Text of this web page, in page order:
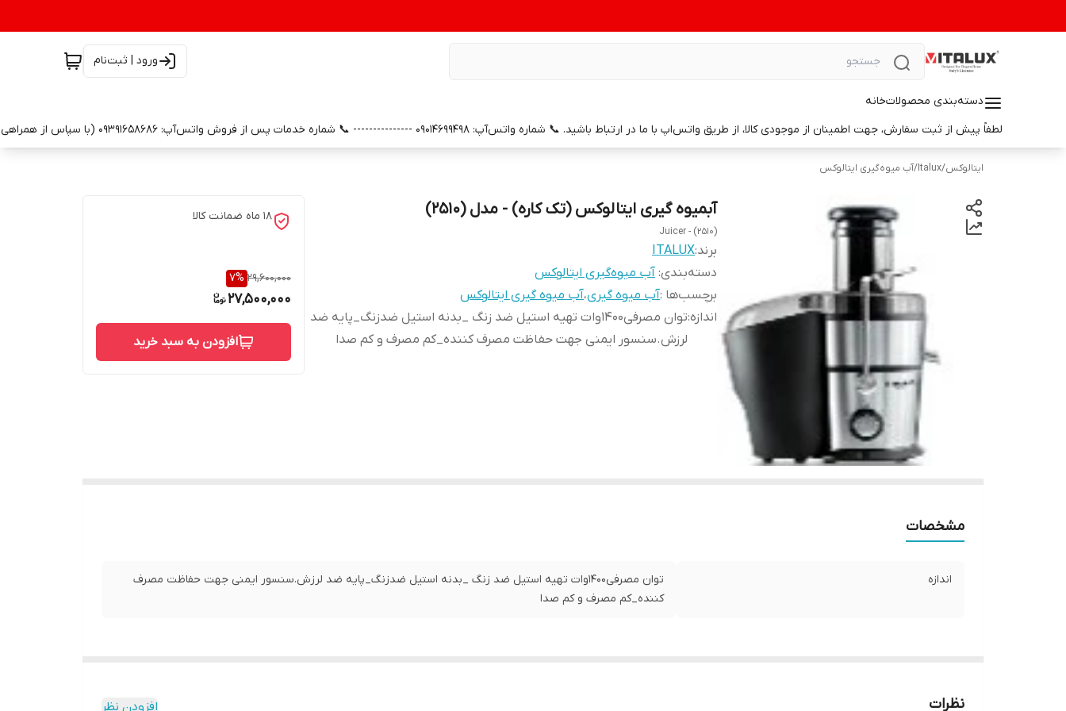
ورود | ثبت‌نام
دسته‌بندی محصولاتخانه
لطفاً پیش از ثبت سفارش، جهت اطمینان از موجودی کالا، از طریق واتس‌اپ با ما در ارتباط باشید. 📞 شماره واتس‌آپ: 09014699498 --------------- 📞 شماره خدمات پس از فروش واتس‌آپ: 09391658686 (با سپاس از همراهی و اعتماد شما)
ایتالوکس/
Italux
/آب میوه‌گیری ایتالوکس
آبمیوه گیری ایتالوکس (تک کاره) - مدل (2510)
Juicer - (2510)
برند:ITALUX
دسته‌بندی: آب میوه‌گیری ایتالوکس
برچسب‌ها :آب میوه گیری،آب میوه گیری ایتالوکس
اندازه:
توان مصرفی۱۴۰۰وات تهیه استیل ضد زنگ _بدنه استیل ضدزنگ_پایه ضد
لرزش.سنسور ایمنی جهت حفاظت مصرف کننده_کم مصرف و کم صدا
18 ماه ضمانت کالا
29,600,000
7%
27,500,000
افزودن به سبد خرید
مشخصات
اندازه
توان مصرفی۱۴۰۰وات تهیه استیل ضد زنگ _بدنه استیل ضدزنگ_پایه ضد لرزش.سنسور ایمنی جهت حفاظت مصرف
کننده_کم مصرف و کم صدا
نظرات افزودن نظر